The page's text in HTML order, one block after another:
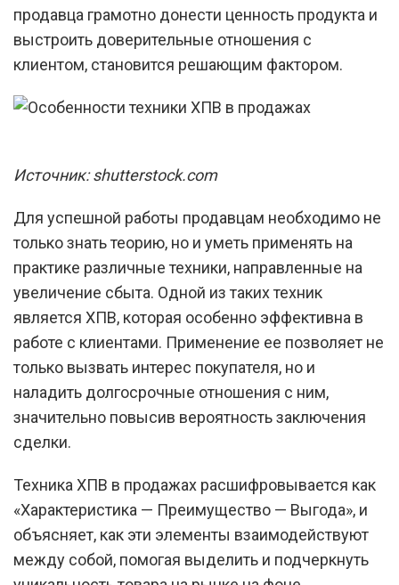
продавца грамотно донести ценность продукта и
выстроить доверительные отношения с
клиентом, становится решающим фактором.
Источник: shutterstock.com
Для успешной работы продавцам необходимо не
только знать теорию, но и уметь применять на
практике различные техники, направленные на
увеличение сбыта. Одной из таких техник
является ХПВ, которая особенно эффективна в
работе с клиентами. Применение ее позволяет не
только вызвать интерес покупателя, но и
наладить долгосрочные отношения с ним,
значительно повысив вероятность заключения
сделки.
Техника ХПВ в продажах расшифровывается как
«Характеристика — Преимущество — Выгода», и
объясняет, как эти элементы взаимодействуют
между собой, помогая выделить и подчеркнуть